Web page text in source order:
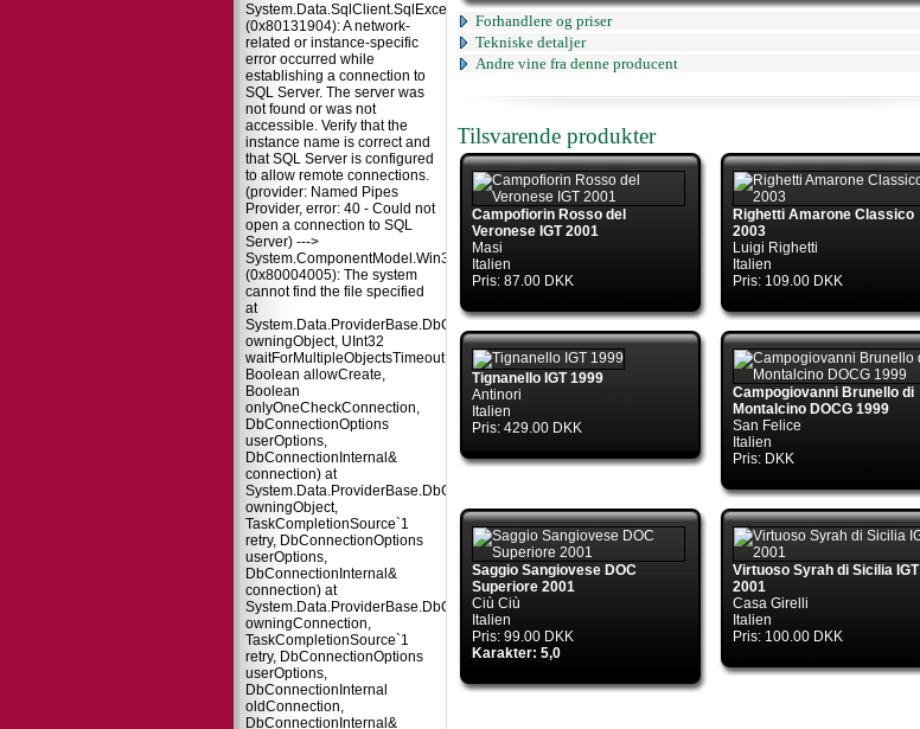
System.Data.SqlClient.SqlException
(0x80131904): A network-
related or instance-specific
error occurred while
establishing a connection to
SQL Server. The server was
not found or was not
accessible. Verify that the
instance name is correct and
that SQL Server is configured
to allow remote connections.
(provider: Named Pipes
Provider, error: 40 - Could not
open a connection to SQL
Server) --->
System.ComponentModel.Win32Exception
(0x80004005): The system
cannot find the file specified
at
System.Data.ProviderBase.DbConnectionPool.TryGetConnection(DbConnection
owningObject, UInt32
waitForMultipleObjectsTimeout,
Boolean allowCreate,
Boolean
onlyOneCheckConnection,
DbConnectionOptions
userOptions,
DbConnectionInternal&
connection) at
System.Data.ProviderBase.DbConnectionPool.TryGetConnection(DbConnection
owningObject,
TaskCompletionSource`1
retry, DbConnectionOptions
userOptions,
DbConnectionInternal&
connection) at
System.Data.ProviderBase.DbConnectionFactory.TryGetConnection(DbConnection
owningConnection,
TaskCompletionSource`1
retry, DbConnectionOptions
userOptions,
DbConnectionInternal
oldConnection,
DbConnectionInternal&
Forhandlere og priser
Tekniske detaljer
Andre vine fra denne producent
Tilsvarende produkter
Campofiorin Rosso del
Veronese IGT 2001
Masi
Italien
Pris: 87.00 DKK
Righetti Amarone Classico
2003
Luigi Righetti
Italien
Pris: 109.00 DKK
Tignanello IGT 1999
Antinori
Italien
Pris: 429.00 DKK
Campogiovanni Brunello di
Montalcino DOCG 1999
San Felice
Italien
Pris: DKK
Saggio Sangiovese DOC
Superiore 2001
Ciù Ciù
Italien
Pris: 99.00 DKK
Karakter: 5,0
Virtuoso Syrah di Sicilia IGT
2001
Casa Girelli
Italien
Pris: 100.00 DKK